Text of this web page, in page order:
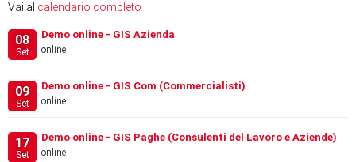
Vai al calendario completo
08
Set
Demo online - GIS Azienda
online
09
Set
Demo online - GIS Com (Commercialisti)
online
17
Set
Demo online - GIS Paghe (Consulenti del Lavoro e Aziende)
online